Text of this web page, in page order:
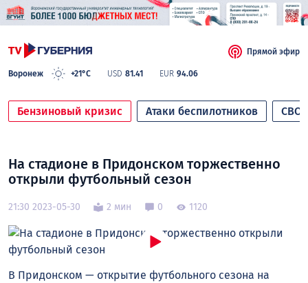
Воронеж +21°C USD 81.41 EUR 94.06
Прямой эфир
Бензиновый кризис Атаки беспилотников СВО
На стадионе в Придонском торжественно
открыли футбольный сезон
21:30 2023-05-30 2 мин 0 1120
В Придонском — открытие футбольного сезона на